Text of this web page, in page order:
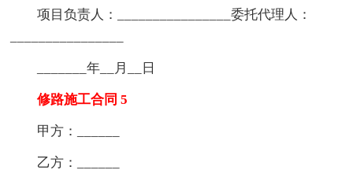
项目负责人：________________委托代理人：
_______年__月__日
修路施工合同 5
甲方：______
乙方：______